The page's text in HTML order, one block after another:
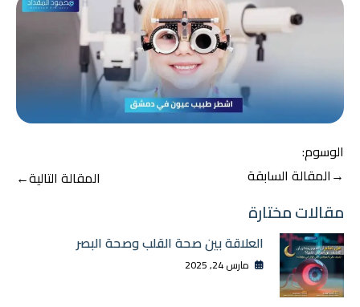
الوسوم:
تصفّح
المقالات
→المقالة السابقة المقالة التالية←
مقالات مختارة
العلاقة بين صحة القلب وصحة البصر
مارس 24, 2025